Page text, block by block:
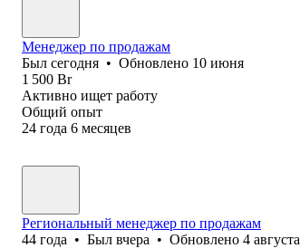
Менеджер по продажам
Был сегодня • Обновлено 10 июня
1 500 Br
Активно ищет работу
Общий опыт
24 года 6 месяцев
Региональный менеджер по продажам
44 года • Был вчера • Обновлено 4 августа